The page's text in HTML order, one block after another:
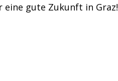
eine gute Zukunft in Graz!